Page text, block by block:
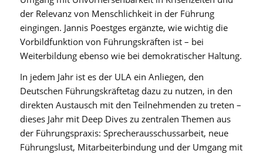
der Relevanz von Menschlichkeit in der Führung
eingingen. Jannis Poestges ergänzte, wie wichtig die
Vorbildfunktion von Führungskräften ist – bei
Weiterbildung ebenso wie bei demokratischer Haltung.
In jedem Jahr ist es der ULA ein Anliegen, den
Deutschen Führungskräftetag dazu zu nutzen, in den
direkten Austausch mit den Teilnehmenden zu treten –
dieses Jahr mit Deep Dives zu zentralen Themen aus
der Führungspraxis: Sprecherausschussarbeit, neue
Führungslust, Mitarbeiterbindung und der Umgang mit